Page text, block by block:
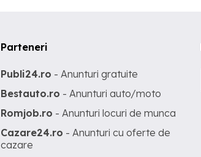
Parteneri
Publi24.ro - Anunturi gratuite
Bestauto.ro - Anunturi auto/moto
Romjob.ro - Anunturi locuri de munca
Cazare24.ro - Anunturi cu oferte de
cazare